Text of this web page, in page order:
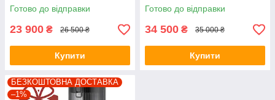
Готово до відправки
23 900 ₴ 26 500 ₴
Купити
Готово до відправки
34 500 ₴ 35 000 ₴
Купити
БЕЗКОШТОВНА ДОСТАВКА
–1%